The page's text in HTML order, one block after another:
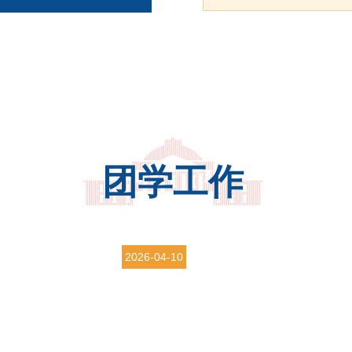
团学工作
2026-04-10